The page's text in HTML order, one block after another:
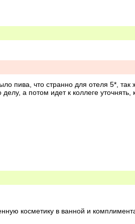
пива, что странно для отеля 5*, так
а потом идет к коллеге уточнять,
косметику в ванной и